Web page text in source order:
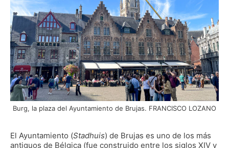
Burg, la plaza del Ayuntamiento de Brujas. FRANCISCO LOZANO
El Ayuntamiento (Stadhuis) de Brujas es uno de los más
antiguos de Bélgica (fue construido entre los siglos XIV y